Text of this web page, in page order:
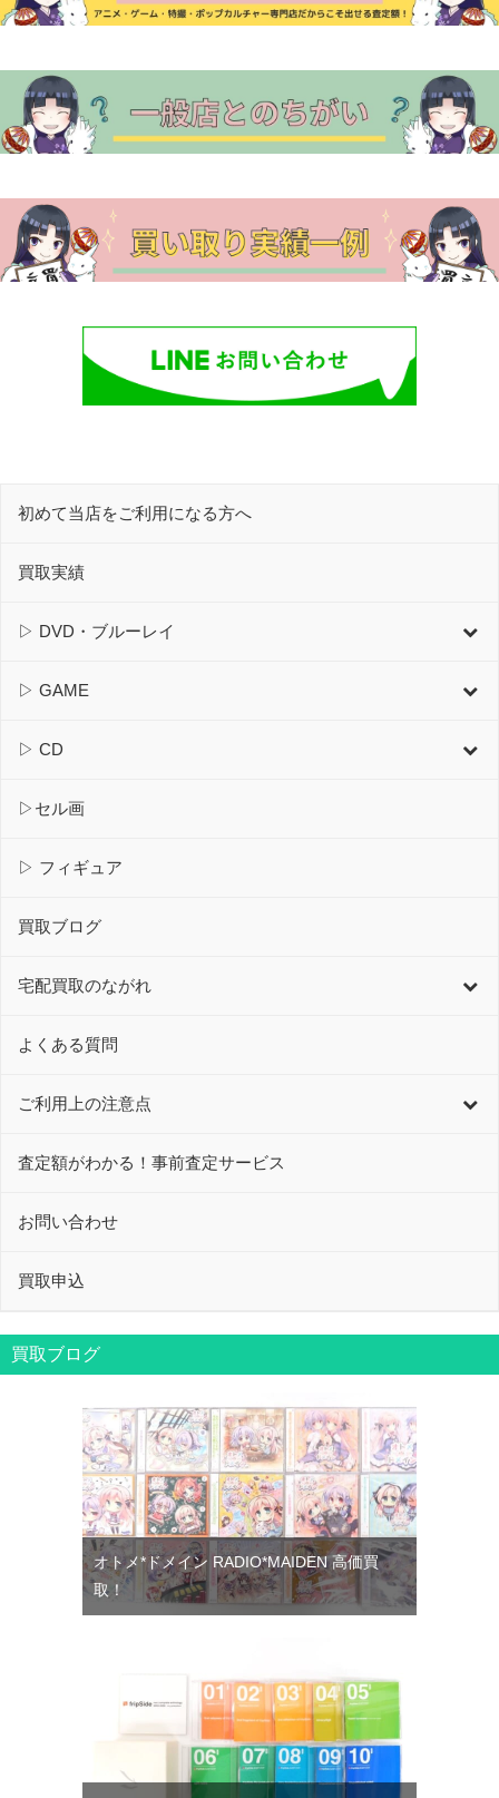
ン
初めて当店をご利用になる方へ
買取実績
▷ DVD・ブルーレイ
▷ GAME
▷ CD
▷セル画
▷ フィギュア
買取ブログ
宅配買取のながれ
よくある質問
ご利用上の注意点
査定額がわかる！事前査定サービス
お問い合わせ
買取申込
買取ブログ
オトメ*ドメイン RADIO*MAIDEN 高価買
取！